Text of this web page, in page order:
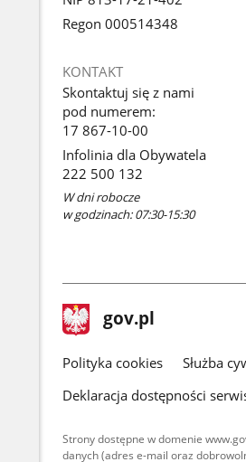
Regon 000514348
KONTAKT
Skontaktuj się z nami
pod numerem:
17 867-10-00
Infolinia dla Obywatela
222 500 132
W dni robocze
w godzinach: 07:30-15:30
stopka
gov.pl Strona
gov.pl
gov.pl
Polityka cookies Służba
Deklaracja dostępności
Strony dostępne w domenie
danych (adres e-mail oraz